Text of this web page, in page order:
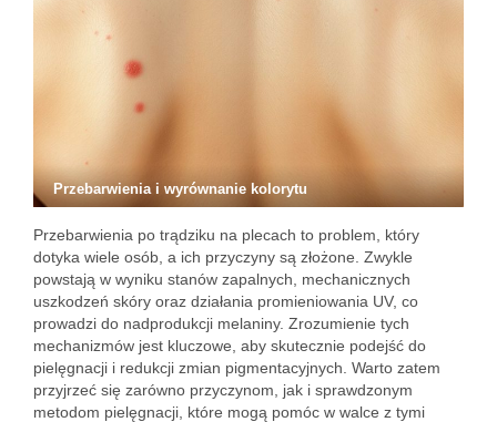
Przebarwienia i wyrównanie kolorytu
Przebarwienia po trądziku na plecach to problem, który
dotyka wiele osób, a ich przyczyny są złożone. Zwykle
powstają w wyniku stanów zapalnych, mechanicznych
uszkodzeń skóry oraz działania promieniowania UV, co
prowadzi do nadprodukcji melaniny. Zrozumienie tych
mechanizmów jest kluczowe, aby skutecznie podejść do
pielęgnacji i redukcji zmian pigmentacyjnych. Warto zatem
przyjrzeć się zarówno przyczynom, jak i sprawdzonym
metodom pielęgnacji, które mogą pomóc w walce z tymi